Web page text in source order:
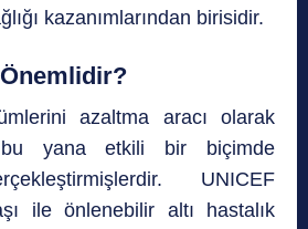
kazanımlarından birisidir.
azaltma aracı olarak
bu yana etkili bir biçimde
UNICEF
ile önlenebilir altı hastalık